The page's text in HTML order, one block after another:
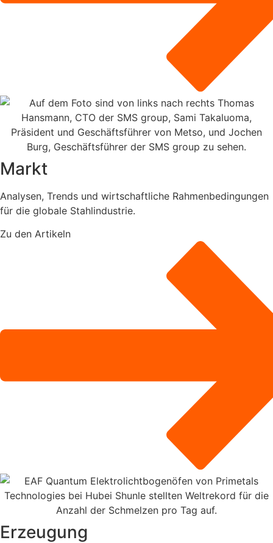
Markt
Analysen, Trends und wirtschaftliche Rahmenbedingungen
für die globale Stahlindustrie.
Zu den Artikeln
Erzeugung